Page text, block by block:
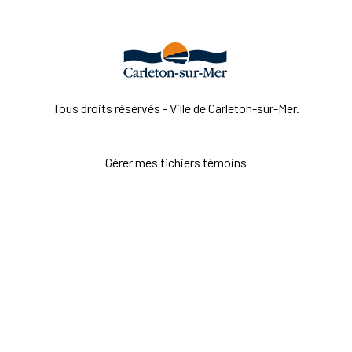
Tous droits réservés - Ville de Carleton-sur-Mer.
Gérer mes fichiers témoins